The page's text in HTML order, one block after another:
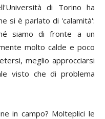
di Torino ha
si è parlato di 'calamità':
siamo di fronte a un
molto calde e poco
meglio approcciarsi
visto che di problema
in campo? Molteplici le